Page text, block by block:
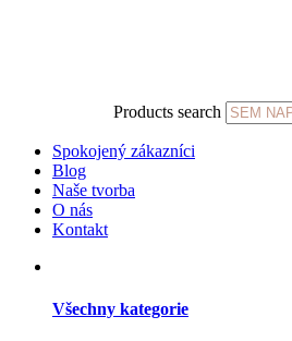
Products search
Spokojený zákazníci
Blog
Naše tvorba
O nás
Kontakt
Všechny kategorie